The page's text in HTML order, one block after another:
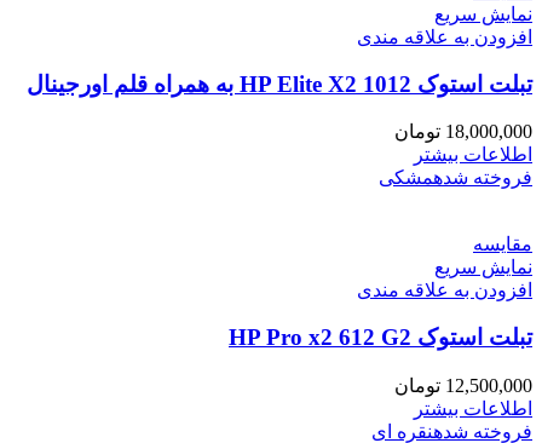
نمایش سریع
افزودن به علاقه مندی
تبلت استوک HP Elite X2 1012 به همراه قلم اورجینال
18,000,000 تومان
اطلاعات بیشتر
فروخته شدهمشکی
مقايسه
نمایش سریع
افزودن به علاقه مندی
تبلت استوک HP Pro x2 612 G2
12,500,000 تومان
اطلاعات بیشتر
فروخته شدهنقره ای